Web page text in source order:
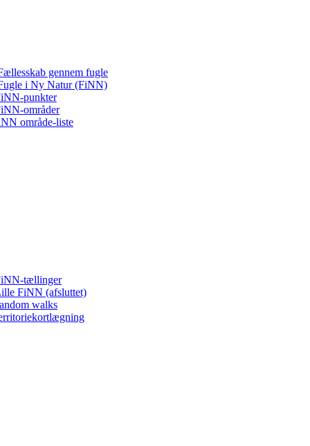
gennem fugle
i Ny Natur (FiNN)
punkter
områder
område-liste
tællinger
FiNN (afsluttet)
walks